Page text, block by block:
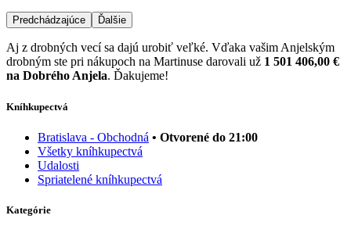
Predchádzajúce Ďalšie
Aj z drobných vecí sa dajú urobiť veľké. Vďaka vašim Anjelským
drobným ste pri nákupoch na Martinuse darovali už 1 501 406,00 €
na Dobrého Anjela. Ďakujeme!
Kníhkupectvá
Bratislava - Obchodná • Otvorené do 21:00
Všetky kníhkupectvá
Udalosti
Spriatelené kníhkupectvá
Kategórie